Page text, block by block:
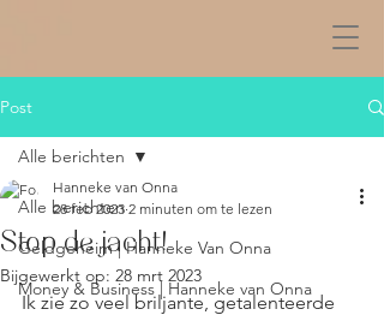
Post
Alle berichten
Geldgeheim | Hanneke Van Onna
Money & Business | Hanneke van Onna
Alle berichten
Stop de jacht!
Hanneke van Onna
28 feb 2023 2 minuten om te lezen
Bijgewerkt op: 28 mrt 2023
Ik zie zo veel briljante, getalenteerde